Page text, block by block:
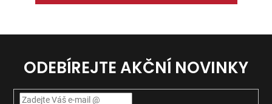
ODEBÍREJTE AKČNÍ NOVINKY